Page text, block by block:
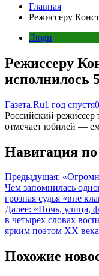
Главная
Режиссеру
Люди
Режиссеру
исполнилось
Газета.Ru1 год спустя0
Российский режиссер
отмечает юбилей —
Навигация
Предыдущая:
Чем запомнилась
грозная судья «вне
Далее: «Ночь, улица,
в четырех словах
ярким поэтом XX
Похожие